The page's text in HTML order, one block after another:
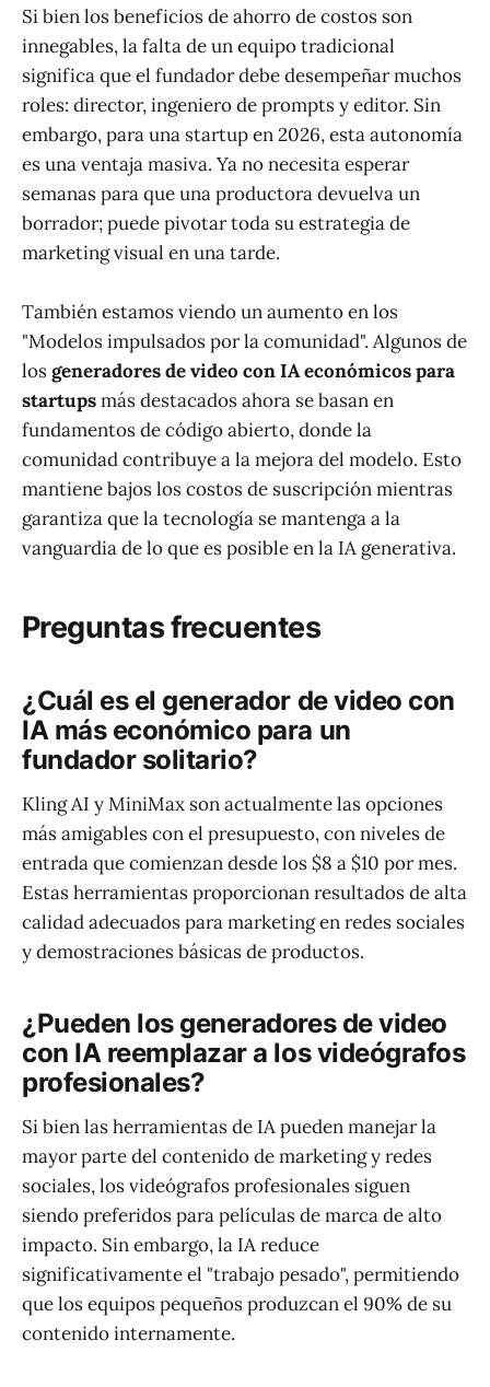
Si bien los beneficios de ahorro de costos son
innegables, la falta de un equipo tradicional
significa que el fundador debe desempeñar muchos
roles: director, ingeniero de prompts y editor. Sin
embargo, para una startup en 2026, esta autonomía
es una ventaja masiva. Ya no necesita esperar
semanas para que una productora devuelva un
borrador; puede pivotar toda su estrategia de
marketing visual en una tarde.
También estamos viendo un aumento en los
"Modelos impulsados por la comunidad". Algunos de
losgeneradores de video con IA económicos para
startupsmás destacados ahora se basan en
fundamentos de código abierto, donde la
comunidad contribuye a la mejora del modelo. Esto
mantiene bajos los costos de suscripción mientras
garantiza que la tecnología se mantenga a la
vanguardia de lo que es posible en la IA generativa.
Preguntas frecuentes
¿Cuál es el generador de video con
IA más económico para un
fundador solitario?
Kling AI y MiniMax son actualmente las opciones
más amigables con el presupuesto, con niveles de
entrada que comienzan desde los $8 a $10 por mes.
Estas herramientas proporcionan resultados de alta
calidad adecuados para marketing en redes sociales
y demostraciones básicas de productos.
¿Pueden los generadores de video
con IA reemplazar a los videógrafos
profesionales?
Si bien las herramientas de IA pueden manejar la
mayor parte del contenido de marketing y redes
sociales, los videógrafos profesionales siguen
siendo preferidos para películas de marca de alto
impacto. Sin embargo, la IA reduce
significativamente el "trabajo pesado", permitiendo
que los equipos pequeños produzcan el 90% de su
contenido internamente.